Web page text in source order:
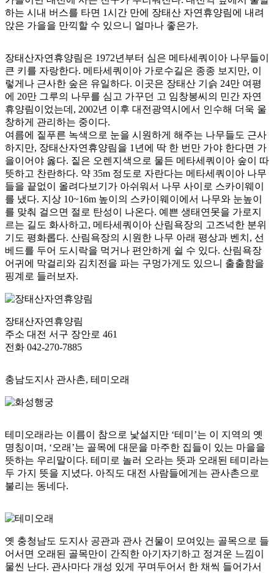
하는 시내 버스를 타면 1시간 만에 장태산 자연휴양림에 내려
앉은 가을을 만끽할 수 있으니 얼마나 좋은가.
장태산자연휴양림은 1972년부터 심은 메타세쿼이아 나무들이
큰 키를 자랑한다. 메타세쿼이아 가로수길은 종종 보지만, 이
렇게나 근사한 숲은 유일하다. 이곳은 장태산 기슭 24만 여평
에 20만 그루의 나무를 심고 가꾸던 고 임창봉씨의 민간 자연
휴양림이었는데, 2002년 이후 대전광역시에서 인수해 더욱 울
창하게 관리하는 중이다.
여름에 짙푸른 녹색으로 눈을 시원하게 해주는 나무들도 근사
하지만, 장태산자연휴양림을 1년에 딱 한 번만 가야 한다면 가
을이어야 옳다. 짙은 오렌지색으로 물든 메타세쿼이아 숲이 따
뜻하고 찬란하다. 약 35m 정도로 자란다는 메타세쿼이아 나무
들을 끝없이 올려다보기가 아쉬워서 나무 사이로 스카이웨이
를 냈다. 지상 10~16m 높이의 스카이웨이에서 나무와 눈높이
를 맞춰 걸으면 절로 탄성이 나온다. 예쁜 생태연못을 가로지
르는 길도 화사하고, 메타세쿼이아 산림욕장의 고즈넉한 분위
기도 평화롭다. 산림욕장의 시원한 나무 아래 평상과 벤치, 선
베드를 두어 도시락을 먹거나 편안하게 쉴 수 있다. 산림욕장
어귀에 막걸리와 김치전을 파는 구멍가게도 있으니 출출함을
핑계로 들러보자.
장태산자연휴양림
주소 대전 서구 장안로 461
전화 042-270-7885
충남도지사 관사촌, 테미오래
테미오래라는 이름이 참으로 낯설지만 ‘테미’는 이 지역의 옛
명칭이며, ‘오래’는 골목에 대문을 마주한 집들이 있는 마을을
뜻하는 우리말이다. 테미로 놀러 오라는 뜻과 오래된 테미라는
두 가지 뜻을 지녔다. 아직도 대전 사람들에게는 관사촌으로
불리는 동네다.
옛 충청남도 도지사 공관과 관사 건물이 모여있는 골목으로 들
어서면 오래된 골목만이 간직한 아기자기하고 정겨운 느낌이
물씬 난다. 관사마다 개성 있게 꾸며두어서 한 채씩 들어가서